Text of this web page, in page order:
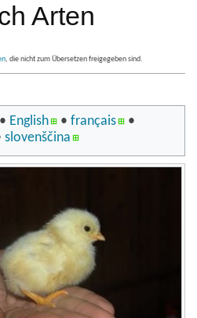
Arten
, die nicht zum Übersetzen freigegeben sind.
• ‎ English • ‎ français
•
slovenščina